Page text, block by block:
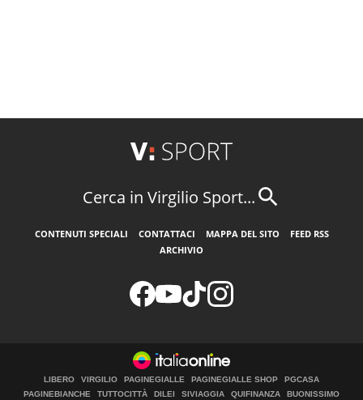
Cerca in Virgilio Sport...
CONTENUTI SPECIALI CONTATTACI MAPPA DEL SITO
FEED RSS
ARCHIVIO
LIBERO VIRGILIO PAGINEGIALLE PAGINEGIALLE SHOP
PGCASA
PAGINEBIANCHE
TUTTOCITTÀ DILEI SIVIAGGIA QUIFINANZA
BUONISSIMO